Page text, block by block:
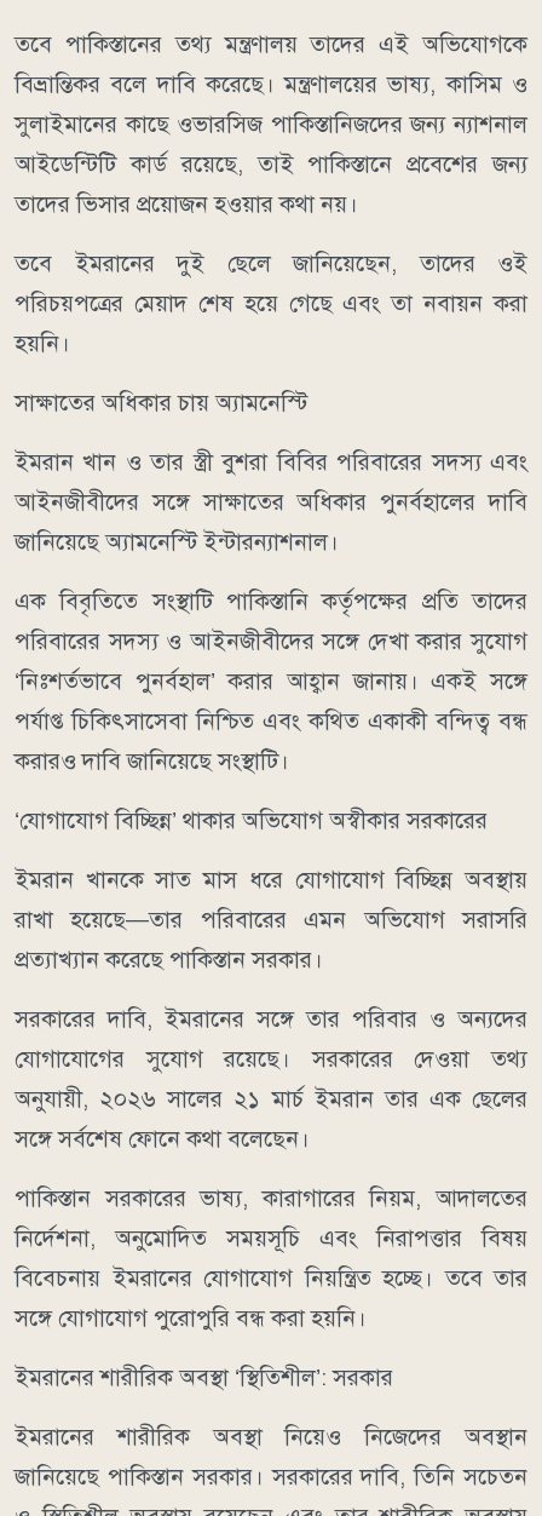
তবে পাকিস্তানের তথ্য মন্ত্রণালয় তাদের এই অভিযোগকে
বিভ্রান্তিকর বলে দাবি করেছে। মন্ত্রণালয়ের ভাষ্য, কাসিম ও
সুলাইমানের কাছে ওভারসিজ পাকিস্তানিজদের জন্য ন্যাশনাল
আইডেন্টিটি কার্ড রয়েছে, তাই পাকিস্তানে প্রবেশের জন্য
তাদের ভিসার প্রয়োজন হওয়ার কথা নয়।
তবে ইমরানের দুই ছেলে জানিয়েছেন, তাদের ওই
পরিচয়পত্রের মেয়াদ শেষ হয়ে গেছে এবং তা নবায়ন করা
হয়নি।
সাক্ষাতের অধিকার চায় অ্যামনেস্টি
ইমরান খান ও তার স্ত্রী বুশরা বিবির পরিবারের সদস্য এবং
আইনজীবীদের সঙ্গে সাক্ষাতের অধিকার পুনর্বহালের দাবি
জানিয়েছে অ্যামনেস্টি ইন্টারন্যাশনাল।
এক বিবৃতিতে সংস্থাটি পাকিস্তানি কর্তৃপক্ষের প্রতি তাদের
পরিবারের সদস্য ও আইনজীবীদের সঙ্গে দেখা করার সুযোগ
‘নিঃশর্তভাবে পুনর্বহাল’ করার আহ্বান জানায়। একই সঙ্গে
পর্যাপ্ত চিকিৎসাসেবা নিশ্চিত এবং কথিত একাকী বন্দিত্ব বন্ধ
করারও দাবি জানিয়েছে সংস্থাটি।
‘যোগাযোগ বিচ্ছিন্ন’ থাকার অভিযোগ অস্বীকার সরকারের
ইমরান খানকে সাত মাস ধরে যোগাযোগ বিচ্ছিন্ন অবস্থায়
রাখা হয়েছে—তার পরিবারের এমন অভিযোগ সরাসরি
প্রত্যাখ্যান করেছে পাকিস্তান সরকার।
সরকারের দাবি, ইমরানের সঙ্গে তার পরিবার ও অন্যদের
যোগাযোগের সুযোগ রয়েছে। সরকারের দেওয়া তথ্য
অনুযায়ী, ২০২৬ সালের ২১ মার্চ ইমরান তার এক ছেলের
সঙ্গে সর্বশেষ ফোনে কথা বলেছেন।
পাকিস্তান সরকারের ভাষ্য, কারাগারের নিয়ম, আদালতের
নির্দেশনা, অনুমোদিত সময়সূচি এবং নিরাপত্তার বিষয়
বিবেচনায় ইমরানের যোগাযোগ নিয়ন্ত্রিত হচ্ছে। তবে তার
সঙ্গে যোগাযোগ পুরোপুরি বন্ধ করা হয়নি।
ইমরানের শারীরিক অবস্থা ‘স্থিতিশীল’: সরকার
ইমরানের শারীরিক অবস্থা নিয়েও নিজেদের অবস্থান
জানিয়েছে পাকিস্তান সরকার। সরকারের দাবি, তিনি সচেতন